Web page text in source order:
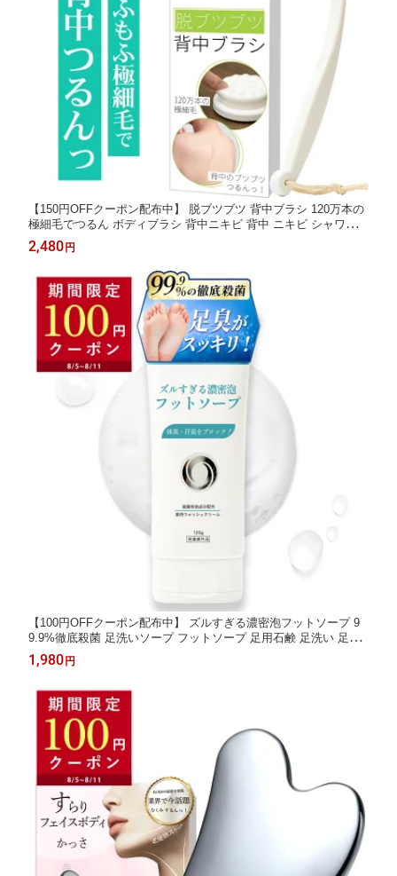
【150円OFFクーポン配布中】 脱ブツブツ 背中ブラシ 120万本の
極細毛でつるん ボディブラシ 背中ニキビ 背中 ニキビ シャワーブ
ラシ お風呂 洗う グッズ ボディ 洗い ブラシ レディース メンズ
男性 女性 男女兼用 Coneflake
2,480 円
【100円OFFクーポン配布中】 ズルすぎる濃密泡フットソープ 9
9.9%徹底殺菌 足洗いソープ フットソープ 足用石鹸 足洗い 足の
臭い 足の匂い消し 足 消臭 足消臭 足の匂い 水虫 水虫対策 デオド
ラント 足臭い 足のにおい 汗 ニオイ フットケア 医薬部外品 薬用
1,980 円